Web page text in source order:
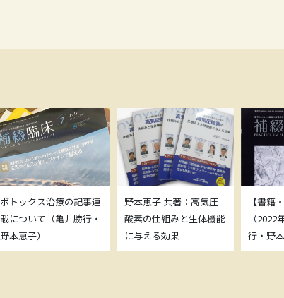
ボトックス治療の記事連
載について（亀井勝行・
野本恵子）
野本恵子 共著：高気圧
酸素の仕組みと生体機能
に与える効果
【書籍
（
行・野